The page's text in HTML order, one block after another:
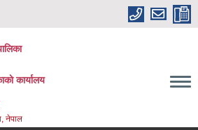
कार्यालय
नेपाल